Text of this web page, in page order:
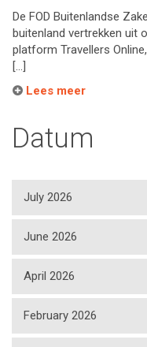
De FOD Buitenlandse
buitenland vertrekken uit
platform Travellers
[…]
Lees meer
Datum
July 2026
June 2026
April 2026
February 2026